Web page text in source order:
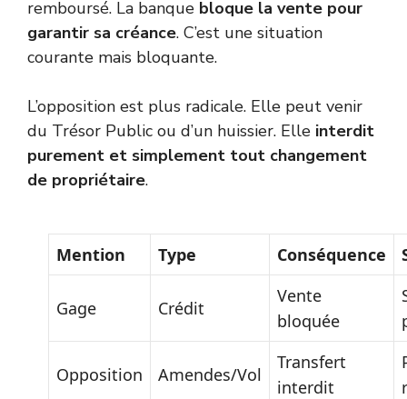
remboursé. La banque bloque la vente pour
garantir sa créance. C’est une situation
courante mais bloquante.
L’opposition est plus radicale. Elle peut venir
du Trésor Public ou d’un huissier. Elle interdit
purement et simplement tout changement
de propriétaire.
Mention Type Conséquence
Gage Crédit
Vente
bloquée
Opposition Amendes/Vol
Transfert
interdit